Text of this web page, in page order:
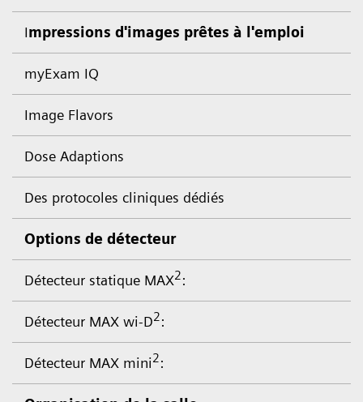
Impressions d'images prêtes à l'emploi
myExam IQ
Image Flavors
Dose Adaptions
Des protocoles cliniques dédiés
Options de détecteur
Détecteur statique MAX2:
Détecteur MAX wi-D2:
Détecteur MAX mini2: